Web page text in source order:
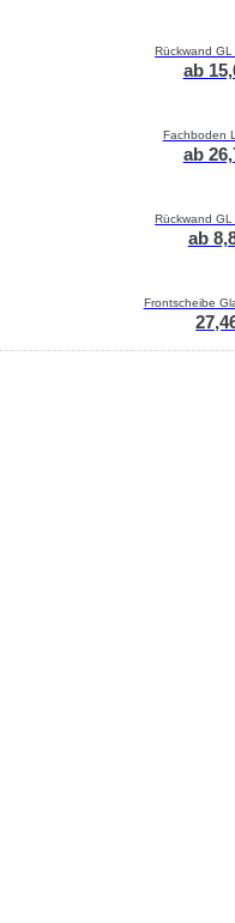
Rückwand
ab
Fachboden
ab
Rückwand
ab
Frontscheibe